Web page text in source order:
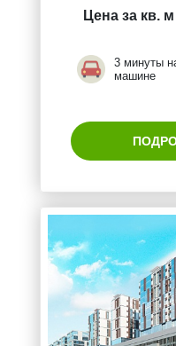
Цена за кв. м
3 минуты
машине